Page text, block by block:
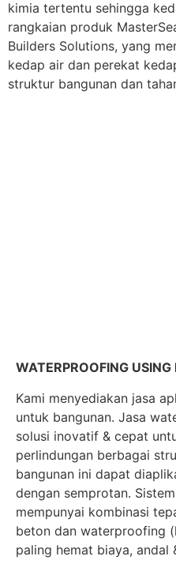
kimia tertentu sehingga
rangkaian produk
Builders Solutions, yang
kedap air dan perekat
struktur bangunan dan
WATERPROOFING
Kami menyediakan jasa
untuk bangunan. Jasa
solusi inovatif & cepat
perlindungan berbagai
bangunan ini dapat
dengan semprotan.
mempunyai kombinasi
beton dan waterproofing
paling hemat biaya, andal